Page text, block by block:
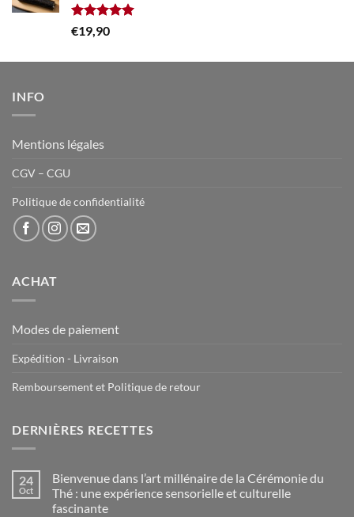
Note5.00
sur 5
€19,90
INFO
Mentions légales
CGV – CGU
Politique de confidentialité
ACHAT
Modes de paiement
Expédition - Livraison
Remboursement et Politique de retour
DERNIÈRES RECETTES
24
Oct
Bienvenue dans l’art millénaire de la Cérémonie du
Thé : une expérience sensorielle et culturelle
fascinante